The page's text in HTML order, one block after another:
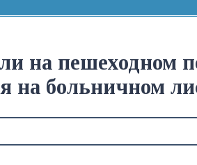
на пешеходном
на больничном